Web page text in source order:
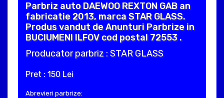
Parbriz auto DAEWOO REXTON GAB an
fabricatie 2013, marca STAR GLASS.
Produs vandut de Anunturi Parbrize in
BUCIUMENI ILFOV cod postal 72553 .
Producator parbriz : STAR GLASS
Pret : 150 Lei
Abrevieri parbrize: